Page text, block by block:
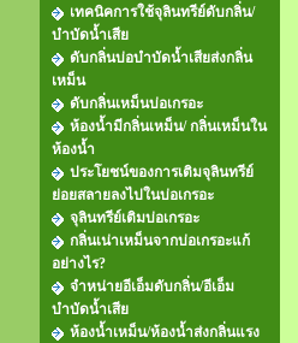
เทคนิคการใช้จุลินทรีย์ดับกลิ่น/
บำบัดน้ำเสีย
ดับกลิ่นบ่อบำบัดน้ำเสียส่งกลิ่น
เหม็น
ดับกลิ่นเหม็นบ่อเกรอะ
ห้องน้ำมีกลิ่นเหม็น/ กลิ่นเหม็นใน
ห้องน้ำ
ประโยชน์ของการเติมจุลินทรีย์
ย่อยสลายลงไปในบ่อเกรอะ
จุลินทรีย์เติมบ่อเกรอะ
กลิ่นเน่าเหม็นจากบ่อเกรอะแก้
อย่างไร?
จำหน่ายอีเอ็มดับกลิ่น/อีเอ็ม
บำบัดน้ำเสีย
ห้องน้ำเหม็น/ห้องน้ำส่งกลิ่นแรง